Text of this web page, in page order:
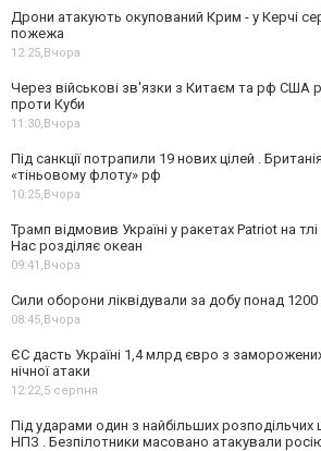
Дрони атакують окупований Крим - у Керчі
пожежа
12:25,Вчора
Через військові зв'язки з Китаєм та рф США
проти Куби
11:30,Вчора
Під санкції потрапили 19 нових цілей .
«тіньовому флоту» рф
10:25,Вчора
Трамп відмовив Україні у ракетах Patriot на
Нас розділяє океан
09:41,Вчора
Сили оборони ліквідували за добу понад 1200
08:45,Вчора
ЄС дасть Україні 1,4 млрд євро з
нічної атаки
12:22,5 серпня
Під ударами один з найбільших розподільчих
НПЗ . Безпілотники масовано атакували